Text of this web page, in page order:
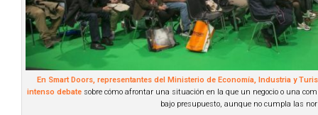
En Smart Doors, representantes del Ministerio de Economía, Industria y
intenso debate sobre cómo afrontar una situación en la que un negocio o una
bajo presupuesto, aunque no cumpla las